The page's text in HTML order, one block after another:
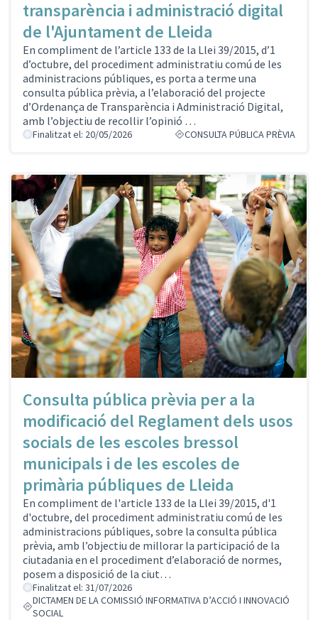
transparència i administració digital
de l'Ajuntament de Lleida
En compliment de l’article 133 de la Llei 39/2015, d’1
d’octubre, del procediment administratiu comú de les
administracions públiques, es porta a terme una
consulta pública prèvia, a l’elaboració del projecte
d’Ordenança de Transparència i Administració Digital,
amb l’objectiu de recollir l’opinió …
Finalitzat el: 20/05/2026 CONSULTA PÚBLICA PRÈVIA
Consulta pública prèvia per a la
modificació del Reglament dels usos
socials de les escoles bressol
municipals i de les escoles de
primària públiques de Lleida
En compliment de l'article 133 de la Llei 39/2015, d'1
d'octubre, del procediment administratiu comú de les
administracions públiques, sobre la consulta pública
prèvia, amb l’objectiu de millorar la participació de la
ciutadania en el procediment d’elaboració de normes,
posem a disposició de la ciut…
Finalitzat el: 31/07/2026
DICTAMEN DE LA COMISSIÓ INFORMATIVA D’ACCIÓ I INNOVACIÓ
SOCIAL